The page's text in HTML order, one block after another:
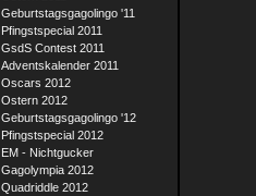
Geburtstagsgagolingo '11
Pfingstspecial 2011
GsdS Contest 2011
Adventskalender 2011
Oscars 2012
Ostern 2012
Geburtstagsgagolingo '12
Pfingstspecial 2012
EM - Nichtgucker
Gagolympia 2012
Quadriddle 2012